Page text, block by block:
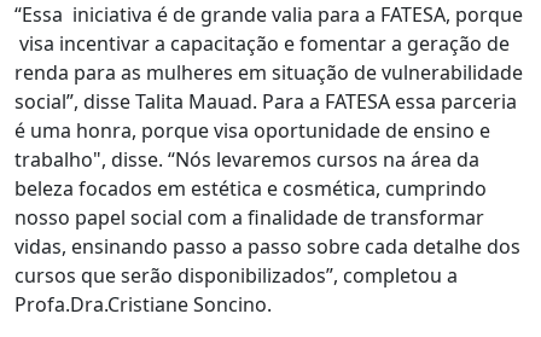
“Essa iniciativa é de grande valia para a FATESA, porque
visa incentivar a capacitação e fomentar a geração de
renda para as mulheres em situação de vulnerabilidade
social”, disse Talita Mauad. Para a FATESA essa parceria
é uma honra, porque visa oportunidade de ensino e
trabalho", disse. “Nós levaremos cursos na área da
beleza focados em estética e cosmética, cumprindo
nosso papel social com a finalidade de transformar
vidas, ensinando passo a passo sobre cada detalhe dos
cursos que serão disponibilizados”, completou a
Profa.Dra.Cristiane Soncino.